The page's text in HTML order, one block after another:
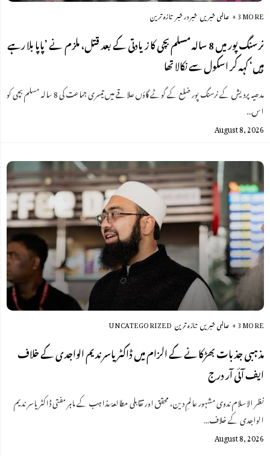
تازہ ترینخبر در خبرعالمی خبریں+ 3 MORE
نرسنگ پور میں 8 سالہ مسلم بچی کا زیادتی کے بعد قتل، ملزم نے ’پاپا بلا رہے
ہیں‘ کہہ کر اسکول سے نکالا تھا
مدھیہ پردیش کے نرسنگ پور ضلع کے گوٹے گاؤں علاقے میں تیسری جماعت کی 8 سالہ مسلم بچی کو
اس…
August 8, 2026
UNCATEGORIZED تازہ ترینعالمی خبریں+ 3 MORE
مذہبی جذبات بھڑکانے کے الزام میں ڈاکٹر یاسر ندیم الواجدی کے خلاف
ایف آئی آر درج
نظر الاسلام ندوی مشہور عالمِ دین، محقق اور تقابلی مطالعۂ مذاہب کے ماہر مفتی ڈاکٹر یاسر ندیم
الواجدی کے خلاف…
August 8, 2026